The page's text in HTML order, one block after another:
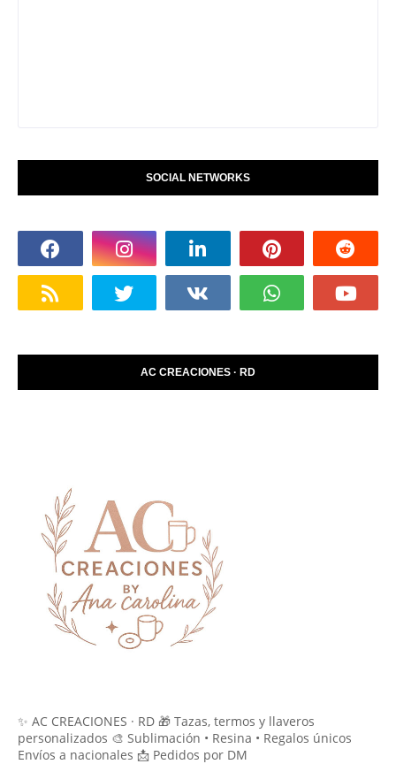
SOCIAL NETWORKS
AC CREACIONES · RD
✨ AC CREACIONES · RD 🎁 Tazas, termos y llaveros
personalizados 🎨 Sublimación • Resina • Regalos únicos
Envíos a nacionales 📩 Pedidos por DM